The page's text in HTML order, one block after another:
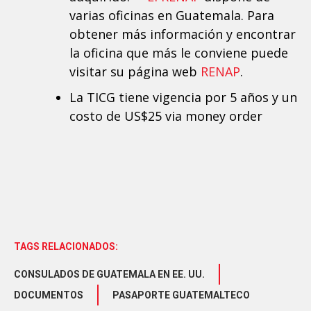
varias oficinas en Guatemala. Para
obtener más información y encontrar
la oficina que más le conviene puede
visitar su página web RENAP.
La TICG tiene vigencia por 5 años y un
costo de US$25 via money order
TAGS RELACIONADOS:
CONSULADOS DE GUATEMALA EN EE. UU.
DOCUMENTOS
PASAPORTE GUATEMALTECO